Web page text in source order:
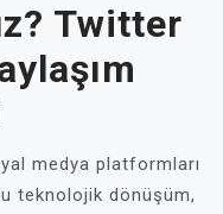
Twitter
medya platformları
teknolojik dönüşüm,